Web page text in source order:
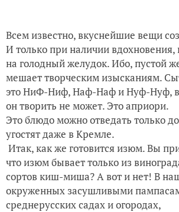
Всем известно, вкуснейшие вещи
И только при наличии
на голодный желудок. Ибо, пустой
мешает творческим изысканиям.
это НиФ-Ниф, Наф-Наф и Нуф-Нуф,
он творить не может. Это априори.
Это блюдо можно отведать только
угостят даже в Кремле.
Итак, как же готовится изюм. Вы
что изюм бывает только из
сортов киш-миша? А вот и нет! В
окруженных засушливыми
среднерусских садах и огородах,